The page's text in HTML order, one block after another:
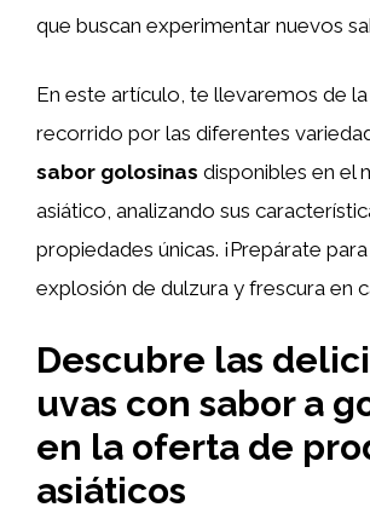
que buscan experimentar nuevos
En este artículo, te llevaremos de
recorrido por las diferentes
sabor golosinas disponibles en el
asiático, analizando sus
propiedades únicas. ¡Prepárate
explosión de dulzura y frescura en
Descubre las
uvas con sabor a
en la oferta de
asiáticos